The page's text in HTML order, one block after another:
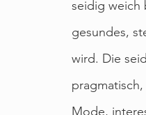
seidig weich
gesundes,
wird. Die
Mode,